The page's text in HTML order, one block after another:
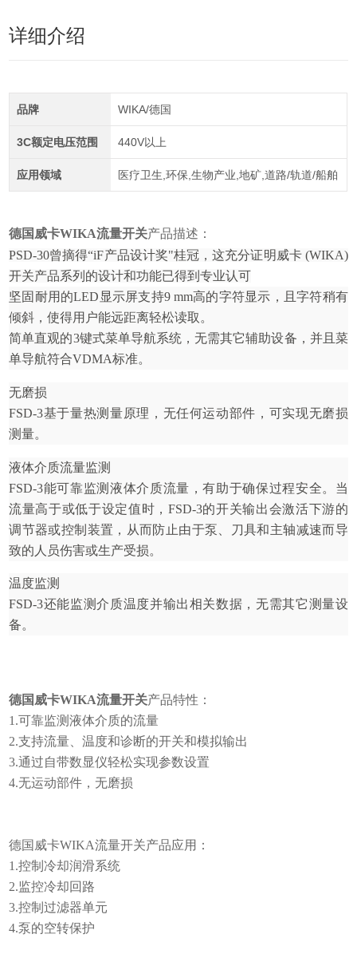
详细介绍
品牌 WIKA/德国
3C额定电压范围 440V以上
应用领域 医疗卫生,环保,生物产业,地矿,道路/轨道/船舶
德国威卡WIKA流量开关产品描述：
PSD-30曾摘得“iF产品设计奖"桂冠，这充分证明威卡 (WIKA)
开关产品系列的设计和功能已得到专业认可
坚固耐用的LED显示屏支持9 mm高的字符显示，且字符稍有
倾斜，使得用户能远距离轻松读取。
简单直观的3键式菜单导航系统，无需其它辅助设备，并且菜
单导航符合VDMA标准。
无磨损
FSD-3基于量热测量原理，无任何运动部件，可实现无磨损
测量。
液体介质流量监测
FSD-3能可靠监测液体介质流量，有助于确保过程安全。当
流量高于或低于设定值时，FSD-3的开关输出会激活下游的
调节器或控制装置，从而防止由于泵、刀具和主轴减速而导
致的人员伤害或生产受损。
温度监测
FSD-3还能监测介质温度并输出相关数据，无需其它测量设
备。
德国威卡WIKA流量开关产品特性：
1.可靠监测液体介质的流量
2.支持流量、温度和诊断的开关和模拟输出
3.通过自带数显仪轻松实现参数设置
4.无运动部件，无磨损
德国威卡WIKA流量开关产品应用：
1.控制冷却润滑系统
2.监控冷却回路
3.控制过滤器单元
4.泵的空转保护